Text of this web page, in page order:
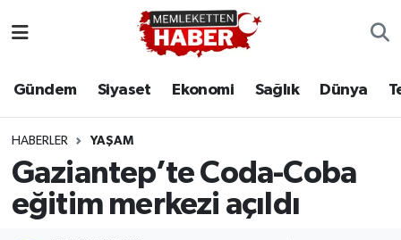
Gündem Siyaset Ekonomi Sağlık Dünya
HABERLER YAŞAM
Gaziantep’te Coda-Coba
eğitim merkezi açıldı